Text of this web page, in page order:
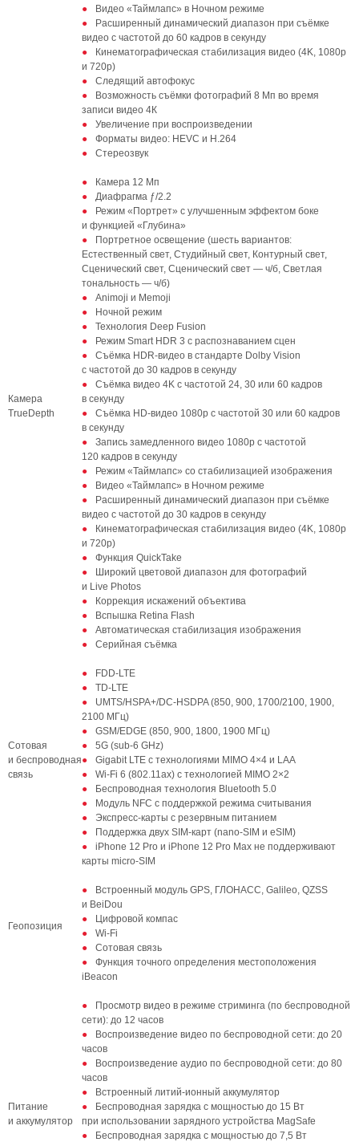
Видео «Таймлапс» в Ночном режиме
Расширенный динамический диапазон при съёмке
видео с частотой до 60 кадров в секунду
Кинематографическая стабилизация видео (4K, 1080p
и 720p)
Следящий автофокус
Возможность съёмки фотографий 8 Мп во время
записи видео 4К
Увеличение при воспроизведении
Форматы видео: HEVC и H.264
Стереозвук
Камера
TrueDepth
Камера 12 Мп
Диафрагма ƒ/2.2
Режим «Портрет» с улучшенным эффектом боке
и функцией «Глубина»
Портретное освещение (шесть вариантов:
Естественный свет, Студийный свет, Контурный свет,
Сценический свет, Сценический свет — ч/б, Светлая
тональность — ч/б)
Animoji и Memoji
Ночной режим
Технология Deep Fusion
Режим Smart HDR 3 с распознаванием сцен
Съёмка HDR‑видео в стандарте Dolby Vision
с частотой до 30 кадров в секунду
Съёмка видео 4K с частотой 24, 30 или 60 кадров
в секунду
Съёмка HD‑видео 1080p с частотой 30 или 60 кадров
в секунду
Запись замедленного видео 1080р с частотой
120 кадров в секунду
Режим «Таймлапс» со стабилизацией изображения
Видео «Таймлапс» в Ночном режиме
Расширенный динамический диапазон при съёмке
видео с частотой до 30 кадров в секунду
Кинематографическая стабилизация видео (4K, 1080p
и 720p)
Функция QuickTake
Широкий цветовой диапазон для фотографий
и Live Photos
Коррекция искажений объектива
Вспышка Retina Flash
Автоматическая стабилизация изображения
Серийная съёмка
Сотовая
и беспроводная
связь
FDD‑LTE
TD‑LTE
UMTS/HSPA+/DC‑HSDPA (850, 900, 1700/2100, 1900,
2100 МГц)
GSM/EDGE (850, 900, 1800, 1900 МГц)
5G (sub-6 GHz)
Gigabit LTE с технологиями MIMO 4×4 и LAA
Wi‑Fi 6 (802.11ax) с технологией MIMO 2×2
Беспроводная технология Bluetooth 5.0
Модуль NFC с поддержкой режима считывания
Экспресс‑карты с резервным питанием
Поддержка двух SIM‑карт (nano‑SIM и eSIM)
iPhone 12 Pro и iPhone 12 Pro Max не поддерживают
карты micro‑SIM
Геопозиция
Встроенный модуль GPS, ГЛОНАСС, Galileo, QZSS
и BeiDou
Цифровой компас
Wi‑Fi
Сотовая связь
Функция точного определения местоположения
iBeacon
Питание
и аккумулятор
Просмотр видео в режиме стриминга (по беспроводной
сети): до 12 часов
Воспроизведение видео по беспроводной сети: до 20
часов
Воспроизведение аудио по беспроводной сети: до 80
часов
Встроенный литий‑ионный аккумулятор
Беспроводная зарядка с мощностью до 15 Вт
при использовании зарядного устройства MagSafe
Беспроводная зарядка с мощностью до 7,5 Вт